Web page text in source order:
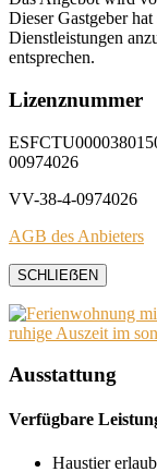
Dieser Gastgeber
Dienstleistungen
entsprechen.
Lizenznummer
00974026
VV-38-4-0974026
AGB des Anbieters
SCHLIEẞEN
Ausstattung
Verfügbare
Haustier